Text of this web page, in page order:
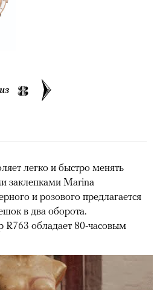
из 8
легко и быстро менять
заклепками Marina
и розового предлагается
в два оборота.
R763 обладает 80-часовым